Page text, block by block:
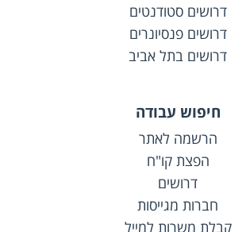
דרושים סטודנטים
דרושים פנסיונרים
דרושים בתל אביב
חיפוש עבודה
הרשמה לאתר
הפצת קו"ח
דרושים
חברות מגייסות
קבלת משרות למייל